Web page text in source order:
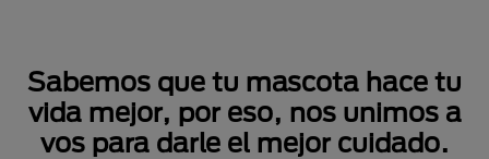
Sabemos que tu mascota hace tu
vida mejor, por eso, nos unimos a
vos para darle el mejor cuidado.